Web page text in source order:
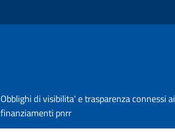
Obblighi di visibilita' e trasparenza connessi ai
finanziamenti pnrr